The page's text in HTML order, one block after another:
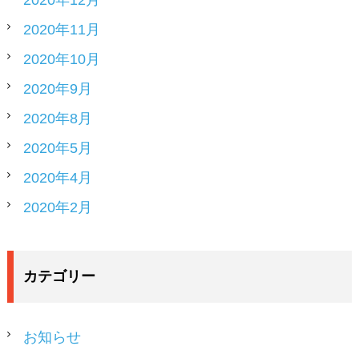
2020年11月
2020年10月
2020年9月
2020年8月
2020年5月
2020年4月
2020年2月
カテゴリー
お知らせ